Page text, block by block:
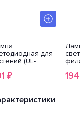
для
(UL-
прозрачная
₽
5W
194